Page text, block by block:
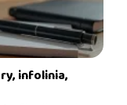
infolinia,